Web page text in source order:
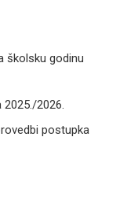
školsku godinu
2026.
postupka